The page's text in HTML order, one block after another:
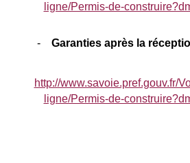
ligne/Permis-de-
Garanties après la
http://www.savoie.pref.gouv.fr/
ligne/Permis-de-